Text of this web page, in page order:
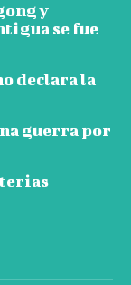
y
se fue
declara la
guerra por